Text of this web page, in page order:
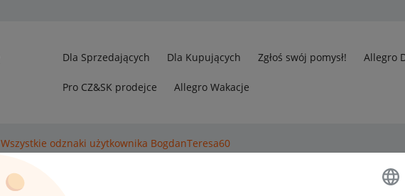
Dla Sprzedających Dla Kupujących Zgłoś swój pomysł! Allegro
Pro CZ&SK prodejce Allegro Wakacje
Wszystkie odznaki użytkownika BogdanTeresa60